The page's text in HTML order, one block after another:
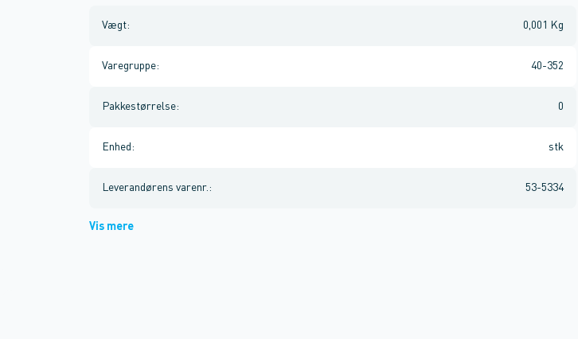
Vægt: 0,001 Kg
Varegruppe: 40-352
Pakkestørrelse: 0
Enhed : stk
Leverandørens varenr. : 53-5334
Vis mere